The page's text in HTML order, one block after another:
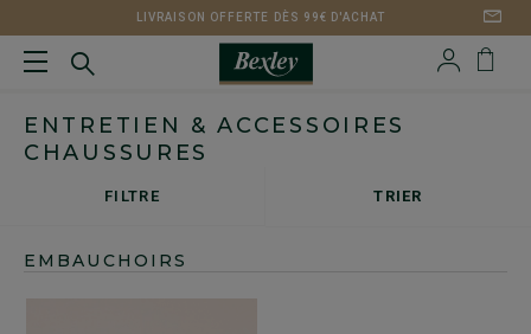
LIVRAISON OFFERTE DÈS 99€ D'ACHAT
ENTRETIEN & ACCESSOIRES
CHAUSSURES
TRIER
EMBAUCHOIRS
FILTRE